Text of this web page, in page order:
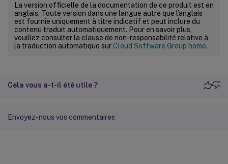
La version officielle de la documentation de ce produit est en
anglais. Toute version dans une langue autre que l’anglais
est fournie uniquement à titre indicatif et peut inclure du
contenu traduit automatiquement. Pour en savoir plus,
veuillez consulter la clause de non-responsabilité relative à
la traduction automatique surCloud Software Group home.
Cela vous a-t-il été utile ?
Envoyez-nous vos commentaires